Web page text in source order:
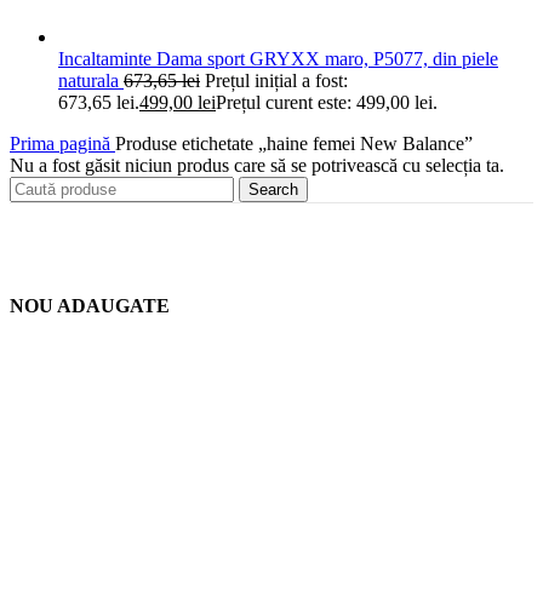
Incaltaminte Dama sport GRYXX maro, P5077, din piele
naturala 673,65lei Prețul inițial a fost:
673,65 lei.499,00 leiPrețul curent este: 499,00 lei.
Prima pagină Produse etichetate „haine femei New Balance”
Nu a fost găsit niciun produs care să se potrivească cu selecția ta.
Search
NOU ADAUGATE